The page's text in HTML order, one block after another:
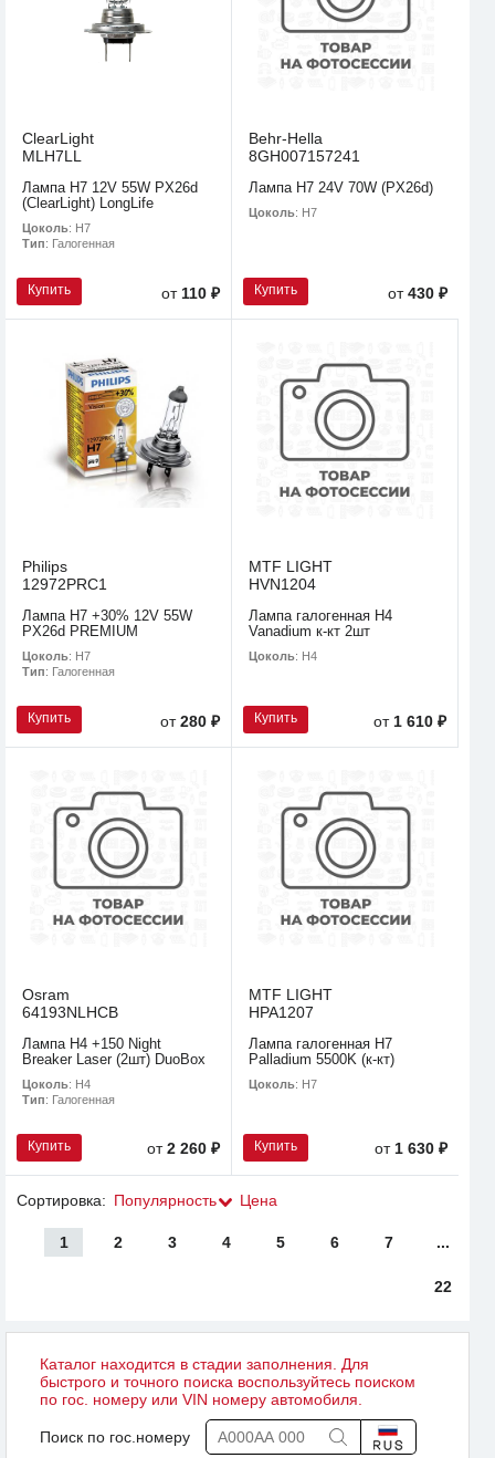
ClearLight
MLH7LL
Лампа H7 12V 55W PX26d
(ClearLight) LongLife
Цоколь: H7
Тип: Галогенная
Купить от 110 ₽
Behr-Hella
8GH007157241
Лампа H7 24V 70W (PX26d)
Цоколь: H7
Купить от430 ₽
Philips
12972PRC1
Лампа H7 +30% 12V 55W
PX26d PREMIUM
Цоколь: H7
Тип: Галогенная
Купить от280 ₽
MTF LIGHT
HVN1204
Лампа галогенная H4
Vanadium к-кт 2шт
Цоколь: H4
Купить от 1 610 ₽
Osram
64193NLHCB
Лампа H4 +150 Night
Breaker Laser (2шт) DuoBox
Цоколь: H4
Тип: Галогенная
Купить от2 260 ₽
MTF LIGHT
HPA1207
Лампа галогенная H7
Palladium 5500K (к-кт)
Цоколь: H7
Купить от1 630 ₽
Сортировка: Популярность Цена
1 2 3 4 5 6 7 ...
22
Каталог находится в стадии заполнения. Для
быстрого и точного поиска воспользуйтесь поиском
по гос. номеру или VIN номеру автомобиля.
Поиск по гос.номеру